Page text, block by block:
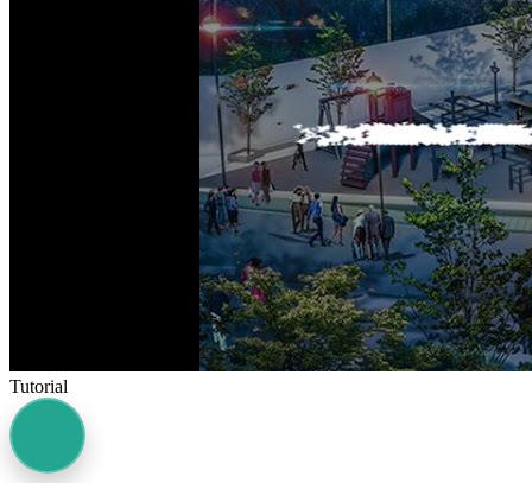
Tutorial